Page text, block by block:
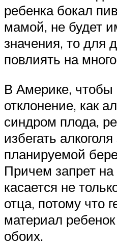
ребенка бокал
мамой, не будет
значения, то для
повлиять на
В Америке, чтобы
отклонение, как
синдром плода,
избегать
планируемой
Причем запрет на
касается не
отца, потому что
материал
обоих.